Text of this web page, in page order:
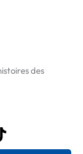
des
Tiktok